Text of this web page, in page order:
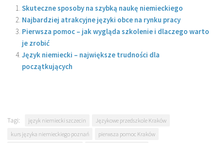
Skuteczne sposoby na szybką naukę niemieckiego
Najbardziej atrakcyjne języki obce na rynku pracy
Pierwsza pomoc – jak wygląda szkolenie i dlaczego warto
je zrobić
Język niemiecki – największe trudności dla
początkujących
Tagi: język niemiecki szczecin
Językowe przedszkole Kraków
kurs języka niemieckiego poznań
pierwsza pomoc Kraków